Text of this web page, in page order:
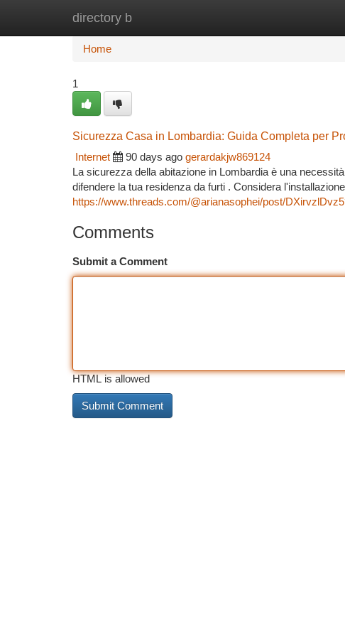
directory b
Home
Home
1
Sicurezza Casa in Lombardia: Guida Completa per
Internet
90 days ago gerardakjw869124
La sicurezza della abitazione in Lombardia è una
difendere la tua residenza da furti . Considera
https://www.threads.com/@arianasophei/post/
Comments
Submit a Comment
HTML is allowed